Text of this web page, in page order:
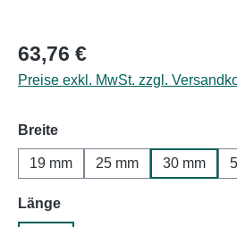
Regulärer Preis:
63,76 €
Preise exkl. MwSt. zzgl.
Breiteauswählen
19 mm 25 mm 30 mm
Längeauswählen